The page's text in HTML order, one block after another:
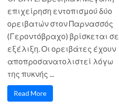
επιχείρηση εντοπισμού δύο
ορειβατών στον Παρνασσός
(Γεροντόβραχο) βρίσκεται σε
εξέλιξη. Οι ορειβάτες έχουν
αποπροσανατολιστεί λόγω
της πυκνής ...
Read More